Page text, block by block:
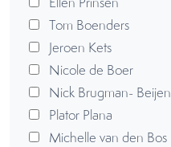
Tom Boenders
Jeroen Kets
Nicole de Boer
Nick Brugman- Beijen
Plator Plana
Michelle van den Bos